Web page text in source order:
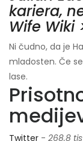
kariera,
Wife Wiki
Ni čudno, da je
mladosten. Če
lase.
Twitter - 268,8 tis